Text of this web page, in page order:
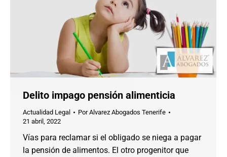
Delito impago pensión alimenticia
Actualidad Legal PorAlvarez Abogados Tenerife
21 abril, 2022
Vías para reclamar si el obligado se niega a pagar
la pensión de alimentos. El otro progenitor que